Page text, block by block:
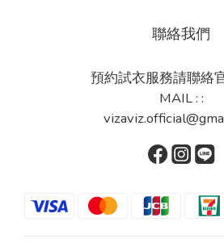
聯絡我們
預約試衣服務請聯絡
MAIL : :